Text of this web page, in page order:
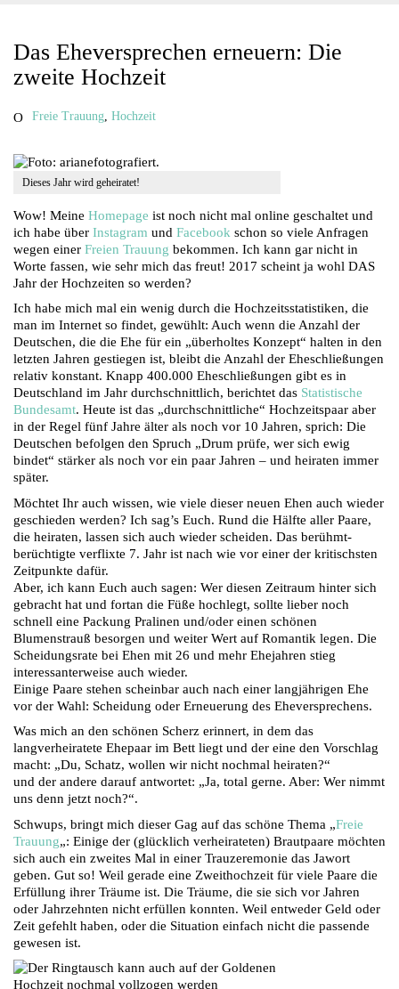
Das Eheversprechen erneuern: Die
zweite Hochzeit
Freie Trauung Hochzeit
Dieses Jahr wird geheiratet!
Wow! Meine Homepage ist noch nicht mal online geschaltet und
ich habe über Instagram und Facebook schon so viele Anfragen
wegen einer Freien Trauung bekommen. Ich kann gar nicht in
Worte fassen, wie sehr mich das freut! 2017 scheint ja wohl DAS
Jahr der Hochzeiten so werden?
Ich habe mich mal ein wenig durch die Hochzeitsstatistiken, die
man im Internet so findet, gewühlt: Auch wenn die Anzahl der
Deutschen, die die Ehe für ein „überholtes Konzept“ halten in den
letzten Jahren gestiegen ist, bleibt die Anzahl der Eheschließungen
relativ konstant. Knapp 400.000 Eheschließungen gibt es in
Deutschland im Jahr durchschnittlich, berichtet das Statistische
Bundesamt. Heute ist das „durchschnittliche“ Hochzeitspaar aber
in der Regel fünf Jahre älter als noch vor 10 Jahren, sprich: Die
Deutschen befolgen den Spruch „Drum prüfe, wer sich ewig
bindet“ stärker als noch vor ein paar Jahren – und heiraten immer
später.
Möchtet Ihr auch wissen, wie viele dieser neuen Ehen auch wieder
geschieden werden? Ich sag’s Euch. Rund die Hälfte aller Paare,
die heiraten, lassen sich auch wieder scheiden. Das berühmt-
berüchtigte verflixte 7. Jahr ist nach wie vor einer der kritischsten
Zeitpunkte dafür.
Aber, ich kann Euch auch sagen: Wer diesen Zeitraum hinter sich
gebracht hat und fortan die Füße hochlegt, sollte lieber noch
schnell eine Packung Pralinen und/oder einen schönen
Blumenstrauß besorgen und weiter Wert auf Romantik legen. Die
Scheidungsrate bei Ehen mit 26 und mehr Ehejahren stieg
interessanterweise auch wieder.
Einige Paare stehen scheinbar auch nach einer langjährigen Ehe
vor der Wahl: Scheidung oder Erneuerung des Eheversprechens.
Was mich an den schönen Scherz erinnert, in dem das
langverheiratete Ehepaar im Bett liegt und der eine den Vorschlag
macht: „Du, Schatz, wollen wir nicht nochmal heiraten?“
und der andere darauf antwortet: „Ja, total gerne. Aber: Wer nimmt
uns denn jetzt noch?“.
Schwups, bringt mich dieser Gag auf das schöne Thema „Freie
Trauung„: Einige der (glücklich verheirateten) Brautpaare möchten
sich auch ein zweites Mal in einer Trauzeremonie das Jawort
geben. Gut so! Weil gerade eine Zweithochzeit für viele Paare die
Erfüllung ihrer Träume ist. Die Träume, die sie sich vor Jahren
oder Jahrzehnten nicht erfüllen konnten. Weil entweder Geld oder
Zeit gefehlt haben, oder die Situation einfach nicht die passende
gewesen ist.